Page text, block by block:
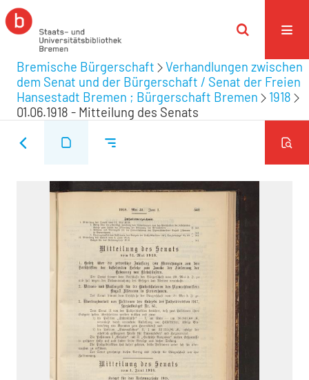
Bremische Bürgerschaft
Verhandlungen zwischen
dem Senat und der Bürgerschaft / Senat der Freien
Hansestadt Bremen ; Bürgerschaft Bremen
1918
01.06.1918 - Mitteilung des Senats